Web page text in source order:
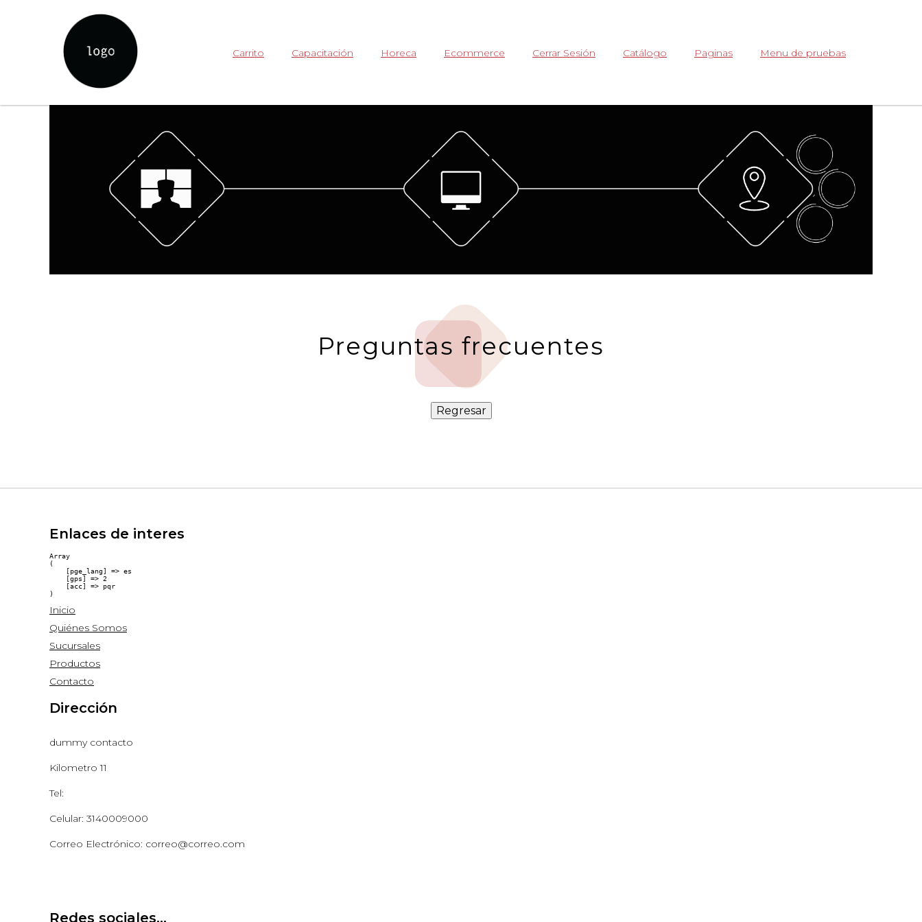
Carrito Capacitación Horeca Ecommerce Cerrar Sesión Catálogo Paginas Menu de pruebas
Preguntas frecuentes
Enlaces de interes
Array
(
    [pge_lang] => es
    [gps] => 2
    [acc] => pqr
Inicio
Quiénes Somos
Sucursales
Productos
Contacto
Dirección
dummy contacto
Kilometro 11
Tel:
Celular: 3140009000
Correo Electrónico: correo@correo.com
Redes sociales...